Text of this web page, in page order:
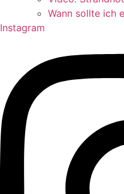
Wann sollte ich
Instagram